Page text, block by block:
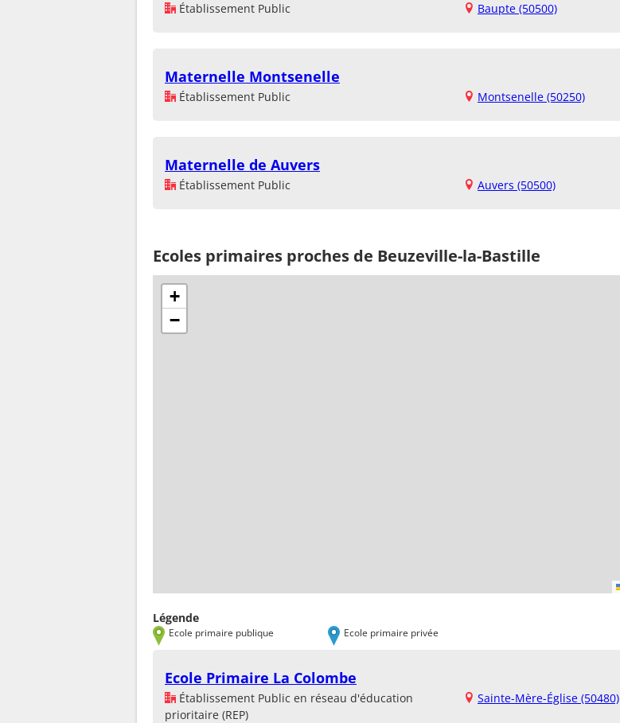
Établissement Public Baupte (50500)
Maternelle Montsenelle
Établissement Public Montsenelle (50250)
Maternelle de Auvers
Établissement Public Auvers (50500)
Ecoles primaires proches de Beuzeville-la-Bastille
+
−
Légende
Ecole primaire publique Ecole primaire privée
Ecole Primaire La Colombe
Établissement Public en réseau d'éducation
prioritaire (REP)
Sainte-Mère-Église (50480)